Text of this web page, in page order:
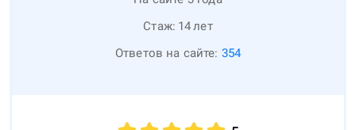
Стаж: 14лет
Ответов на сайте: 354